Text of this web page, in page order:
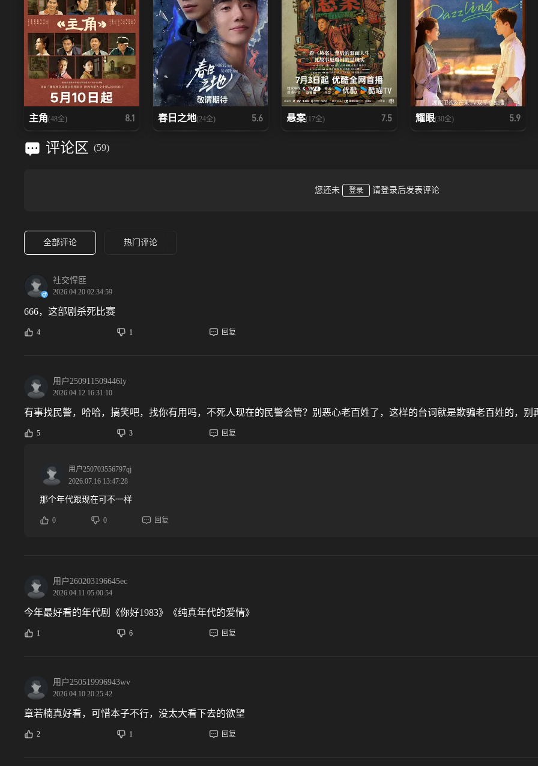
主角(48全) 8.1 春日之地(24全) 5.6 悬案(17全) 7.5 耀眼(30全) 5.9
评论区 (59)
您还未 登录 请登录后发表评论
全部评论 热门评论
社交悍匪
2026.04.20 02:34:59
666，这部剧杀死比赛
4 1 回复
用户250911509446ly
2026.04.12 16:31:10
有事找民警，哈哈，搞笑吧，找你有用吗，不死人现在的民警会管？别恶心老百姓了，这样的台词就是欺骗老百姓的，别
5 3 回复
用户250703556797qj
2026.07.16 13:47:28
那个年代跟现在可不一样
0 0 回复
用户260203196645ec
2026.04.11 05:00:54
今年最好看的年代剧《你好1983》《纯真年代的爱情》
1 6 回复
用户250519996943wv
2026.04.10 20:25:42
章若楠真好看，可惜本子不行，没太大看下去的欲望
2 1 回复